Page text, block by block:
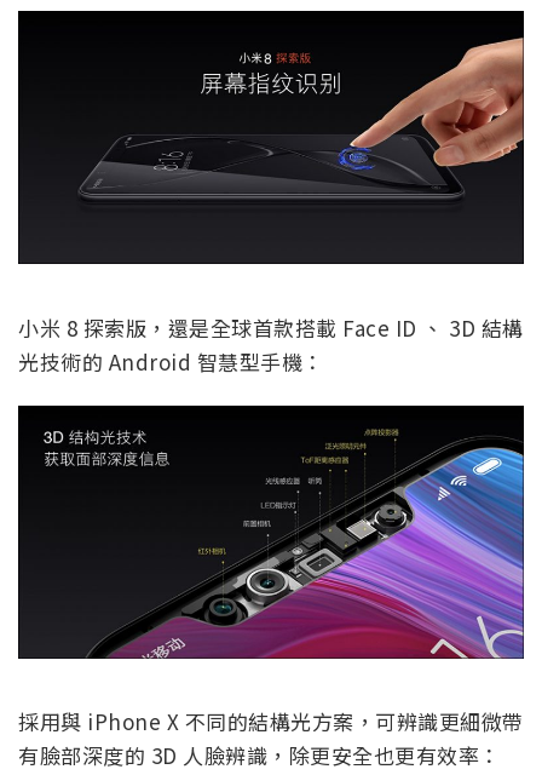
小米 8 探索版，還是全球首款搭載 Face ID 、 3D 結構
光技術的 Android 智慧型手機：
採用與 iPhone X 不同的結構光方案，可辨識更細微帶
有臉部深度的 3D 人臉辨識，除更安全也更有效率：